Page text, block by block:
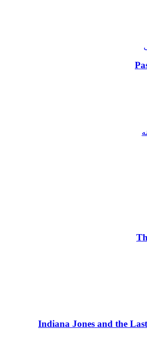
دوبله فارسي فيلمIndiana Jones and the Last